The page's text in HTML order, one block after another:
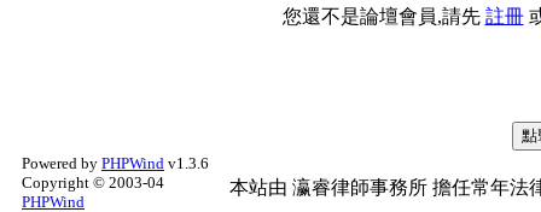
您還不是論壇會員,請先 註冊
Powered by PHPWind v1.3.6
Copyright © 2003-04
PHPWind
本站由 瀛睿律師事務所 擔任常年法